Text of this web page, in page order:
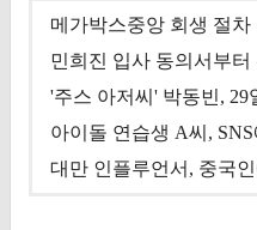
'주스 아저씨' 박동빈, 29